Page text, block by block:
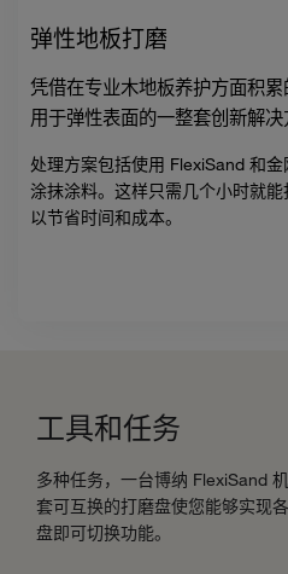
弹性地板打磨
凭借在专业木地板养护方面积
用于弹性表面的一整套创新解决
处理方案包括使用 FlexiSand 和
涂抹涂料。这样只需几个小时就
以节省时间和成本。
工具和任务
多种任务，一台博纳 FlexiSand
套可互换的打磨盘使您能够实现
盘即可切换功能。